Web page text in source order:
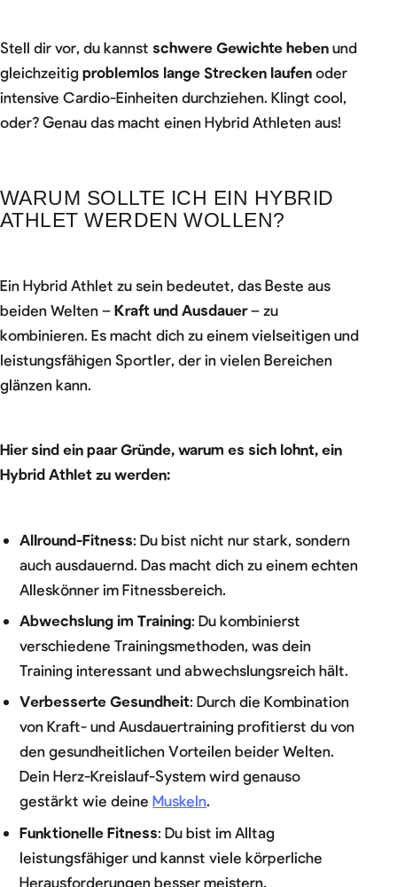
Stell dir vor, du kannst schwere Gewichte heben und
gleichzeitig problemlos lange Strecken laufen oder
intensive Cardio-Einheiten durchziehen. Klingt cool,
oder? Genau das macht einen Hybrid Athleten aus!
WARUM SOLLTE ICH EIN HYBRID
ATHLET WERDEN WOLLEN?
Ein Hybrid Athlet zu sein bedeutet, das Beste aus
beiden Welten – Kraft und Ausdauer– zu
kombinieren. Es macht dich zu einem vielseitigen und
leistungsfähigen Sportler, der in vielen Bereichen
glänzen kann.
Hier sind ein paar Gründe, warum es sich lohnt, ein
Hybrid Athlet zu werden:
Allround-Fitness: Du bist nicht nur stark, sondern
auch ausdauernd. Das macht dich zu einem echten
Alleskönner im Fitnessbereich.
Abwechslung im Training: Du kombinierst
verschiedene Trainingsmethoden, was dein
Training interessant und abwechslungsreich hält.
Verbesserte Gesundheit: Durch die Kombination
von Kraft- und Ausdauertraining profitierst du von
den gesundheitlichen Vorteilen beider Welten.
Dein Herz-Kreislauf-System wird genauso
gestärkt wie deineMuskeln.
Funktionelle Fitness: Du bist im Alltag
leistungsfähiger und kannst viele körperliche
Herausforderungen besser meistern.